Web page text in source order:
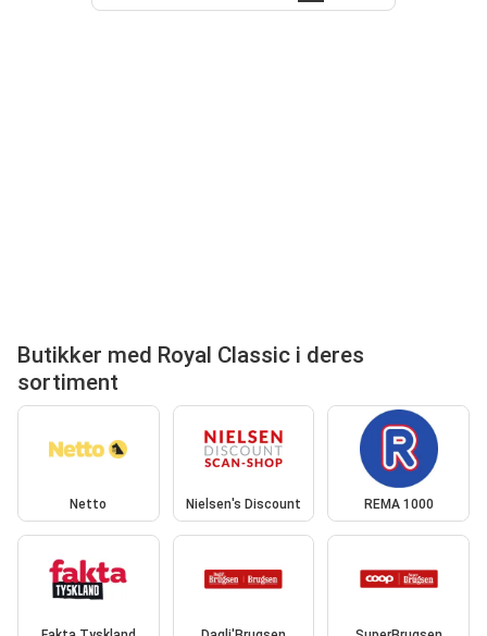
Butikker med Royal Classic i deres
sortiment
Netto Nielsen's Discount REMA 1000